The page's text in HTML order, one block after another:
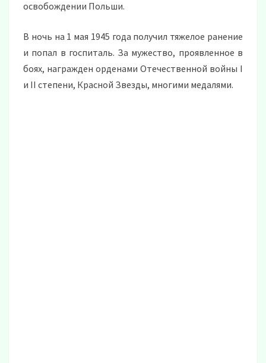
освобождении Польши.
В ночь на 1 мая 1945 года получил тяжелое ранение
и попал в госпиталь. За мужество, проявленное в
боях, награжден орденами Отечественной войны I
и II степени, Красной Звезды, многими медалями.